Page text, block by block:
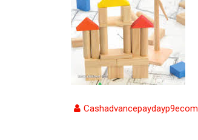
Cashadvancepaydayp9ecom